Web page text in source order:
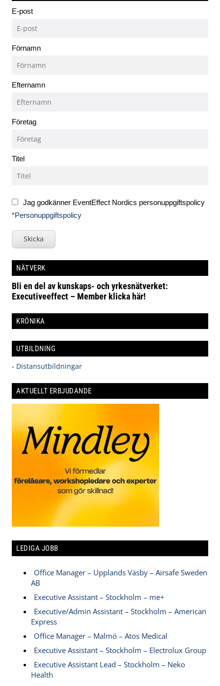
E-post
Förnamn
Efternamn
Företag
Titel
Jag godkänner EventEffect Nordics personuppgiftspolicy
*Personuppgiftspolicy
Skicka
NÄTVERK
Bli en del av kunskaps- och yrkesnätverket:
Executiveeffect – Member klicka här!
KRÖNIKA
UTBILDNING
- Distansutbildningar
AKTUELLT ERBJUDANDE
LEDIGA JOBB
Office Manager – Upplands Väsby – Airsafe Sweden
AB
Executive Assistant – Stockholm – me+
Executive/Admin Assistant – Stockholm – American
Express
Office Manager – Malmö – Atos Medical
Executive Assistant – Stockholm – Electrolux Group
Executive Assistant Lead – Stockholm – Neko
Health